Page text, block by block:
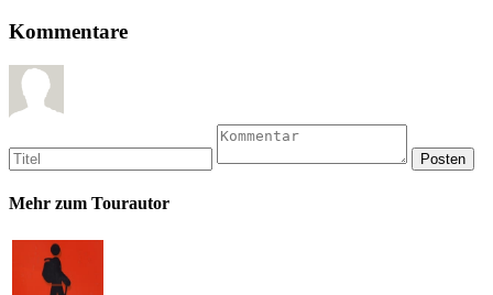
Kommentare
Mehr zum Tourautor